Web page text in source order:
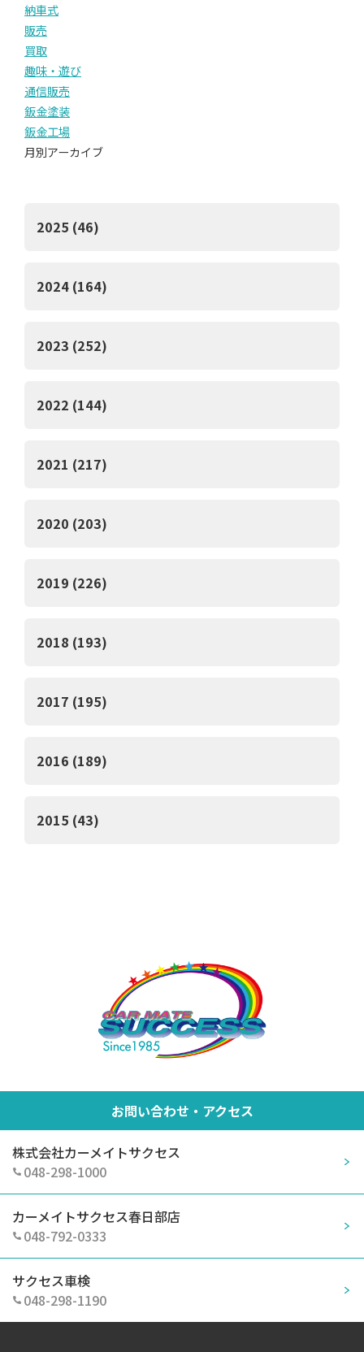
納車式
販売
買取
趣味・遊び
通信販売
鈑金塗装
鈑金工場
月別アーカイブ
2025 (46)
2024 (164)
2023 (252)
2022 (144)
2021 (217)
2020 (203)
2019 (226)
2018 (193)
2017 (195)
2016 (189)
2015 (43)
お問い合わせ・アクセス
株式会社カーメイトサクセス
048-298-1000
カーメイトサクセス春日部店
048-792-0333
サクセス車検
048-298-1190